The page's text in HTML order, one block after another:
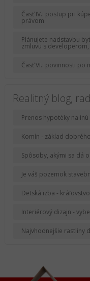
Časť IV.: postup pri
právom
Plánujete nadstavbu
zmluvu s
Časť VI.: povinnosti po
Realitný blog,
Prenos hypotéky na
Komín - základ
Spôsoby, akými sa dá
Je váš pozemok
Detská izba -
Interiérový dizajn -
Najvhodnejšie rastliny